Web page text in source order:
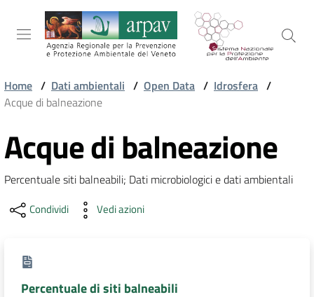
Salta al contenuto
Salta alla navigazione
Salta al footer
ARPAV
AMBIENTALI
SERVIZI
Home / Dati ambientali / Open Data / Idrosfera /
Acque di balneazione
Acque di balneazione
Percentuale siti balneabili; Dati microbiologici e dati ambientali
Condividi Vedi azioni
Percentuale di siti balneabili